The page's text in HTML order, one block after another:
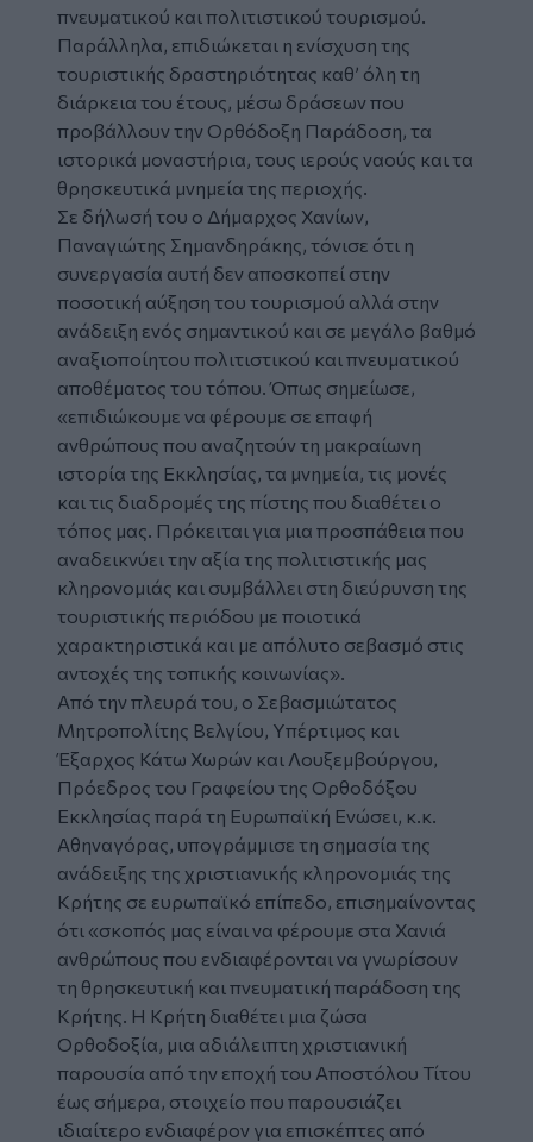
πνευματικού και πολιτιστικού τουρισμού.
Παράλληλα, επιδιώκεται η ενίσχυση της
τουριστικής δραστηριότητας καθ’ όλη τη
διάρκεια του έτους, μέσω δράσεων που
προβάλλουν την Ορθόδοξη Παράδοση, τα
ιστορικά μοναστήρια, τους ιερούς ναούς και τα
θρησκευτικά μνημεία της περιοχής.
Σε δήλωσή του ο Δήμαρχος Χανίων,
Παναγιώτης Σημανδηράκης, τόνισε ότι η
συνεργασία αυτή δεν αποσκοπεί στην
ποσοτική αύξηση του τουρισμού αλλά στην
ανάδειξη ενός σημαντικού και σε μεγάλο βαθμό
αναξιοποίητου πολιτιστικού και πνευματικού
αποθέματος του τόπου. Όπως σημείωσε,
«επιδιώκουμε να φέρουμε σε επαφή
ανθρώπους που αναζητούν τη μακραίωνη
ιστορία της Εκκλησίας, τα μνημεία, τις μονές
και τις διαδρομές της πίστης που διαθέτει ο
τόπος μας. Πρόκειται για μια προσπάθεια που
αναδεικνύει την αξία της πολιτιστικής μας
κληρονομιάς και συμβάλλει στη διεύρυνση της
τουριστικής περιόδου με ποιοτικά
χαρακτηριστικά και με απόλυτο σεβασμό στις
αντοχές της τοπικής κοινωνίας».
Από την πλευρά του, ο Σεβασμιώτατος
Μητροπολίτης Βελγίου, Υπέρτιμος και
Έξαρχος Κάτω Χωρών και Λουξεμβούργου,
Πρόεδρος του Γραφείου της Ορθοδόξου
Εκκλησίας παρά τη Ευρωπαϊκή Ενώσει, κ.κ.
Αθηναγόρας, υπογράμμισε τη σημασία της
ανάδειξης της χριστιανικής κληρονομιάς της
Κρήτης σε ευρωπαϊκό επίπεδο, επισημαίνοντας
ότι «σκοπός μας είναι να φέρουμε στα Χανιά
ανθρώπους που ενδιαφέρονται να γνωρίσουν
τη θρησκευτική και πνευματική παράδοση της
Κρήτης. Η Κρήτη διαθέτει μια ζώσα
Ορθοδοξία, μια αδιάλειπτη χριστιανική
παρουσία από την εποχή του Αποστόλου Τίτου
έως σήμερα, στοιχείο που παρουσιάζει
ιδιαίτερο ενδιαφέρον για επισκέπτες από